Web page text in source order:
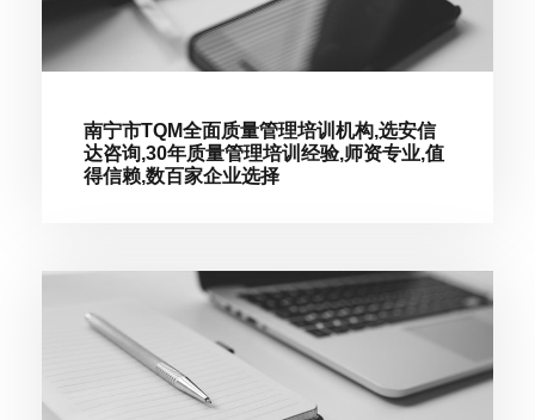
南宁市TQM全面质量管理培训机构,选安信
达咨询,30年质量管理培训经验,师资专业,值
得信赖,数百家企业选择